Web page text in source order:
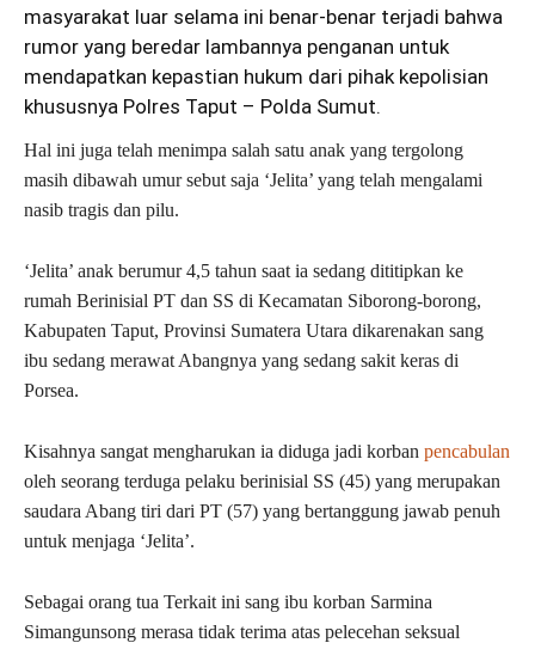
masyarakat luar selama ini benar-benar terjadi bahwa
rumor yang beredar lambannya penganan untuk
mendapatkan kepastian hukum dari pihak kepolisian
khususnya Polres Taput – Polda Sumut.
Hal ini juga telah menimpa salah satu anak yang tergolong
masih dibawah umur sebut saja ‘Jelita’ yang telah mengalami
nasib tragis dan pilu.
‘Jelita’ anak berumur 4,5 tahun saat ia sedang dititipkan ke
rumah Berinisial PT dan SS di Kecamatan Siborong-borong,
Kabupaten Taput, Provinsi Sumatera Utara dikarenakan sang
ibu sedang merawat Abangnya yang sedang sakit keras di
Porsea.
Kisahnya sangat mengharukan ia diduga jadi korban pencabulan
oleh seorang terduga pelaku berinisial SS (45) yang merupakan
saudara Abang tiri dari PT (57) yang bertanggung jawab penuh
untuk menjaga ‘Jelita’.
Sebagai orang tua Terkait ini sang ibu korban Sarmina
Simangunsong merasa tidak terima atas pelecehan seksual